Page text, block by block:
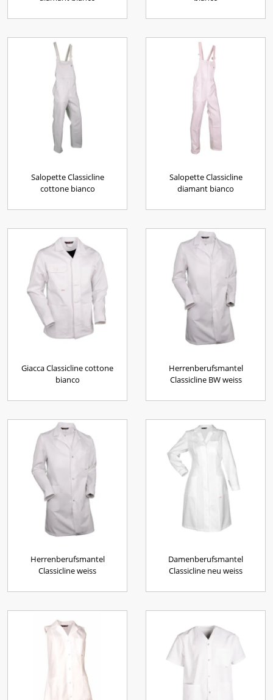
Salopette Classicline
cottone bianco
Salopette Classicline
diamant bianco
Giacca Classicline cottone
bianco
Herrenberufsmantel
Classicline BW weiss
Herrenberufsmantel
Classicline weiss
Damenberufsmantel
Classicline neu weiss